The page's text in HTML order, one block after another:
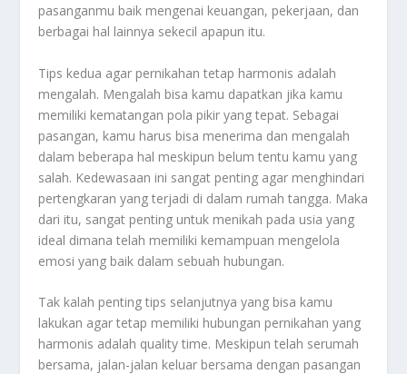
pasanganmu baik mengenai keuangan, pekerjaan, dan
berbagai hal lainnya sekecil apapun itu.
Tips kedua agar pernikahan tetap harmonis adalah
mengalah. Mengalah bisa kamu dapatkan jika kamu
memiliki kematangan pola pikir yang tepat. Sebagai
pasangan, kamu harus bisa menerima dan mengalah
dalam beberapa hal meskipun belum tentu kamu yang
salah. Kedewasaan ini sangat penting agar menghindari
pertengkaran yang terjadi di dalam rumah tangga. Maka
dari itu, sangat penting untuk menikah pada usia yang
ideal dimana telah memiliki kemampuan mengelola
emosi yang baik dalam sebuah hubungan.
Tak kalah penting tips selanjutnya yang bisa kamu
lakukan agar tetap memiliki hubungan pernikahan yang
harmonis adalah quality time. Meskipun telah serumah
bersama, jalan-jalan keluar bersama dengan pasangan